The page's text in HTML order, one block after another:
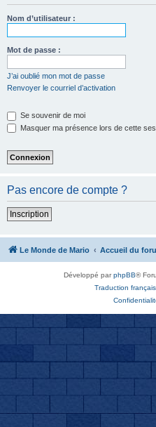
Nom d’utilisateur :
Mot de passe :
J’ai oublié mon mot de passe
Renvoyer le courriel d’activation
Se souvenir de moi
Masquer ma présence lors de cette
Pas encore de compte ?
Inscription
Le Monde de Mario Accueil du
Développé parphpBB®
Traduction